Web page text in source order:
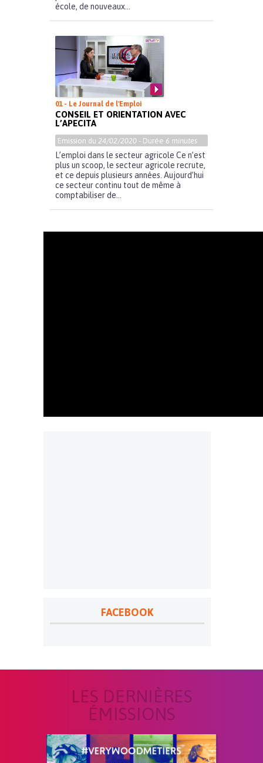
école, de nouveaux...
01 - Le Journal de l'Emploi
CONSEIL ET ORIENTATION AVEC
L’APECITA
Emission du 24/02/2020 - Durée 6 minutes
L’emploi dans le secteur agricole Ce n’est
plus un scoop, le secteur agricole recrute,
et ce depuis plusieurs années. Aujourd’hui
ce secteur continu tout de même à
comptabiliser de...
FACEBOOK
LES DERNIÈRES
ÉMISSIONS